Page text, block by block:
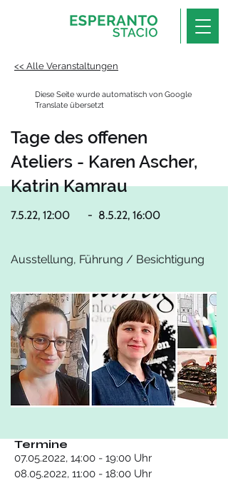
<< Alle Veranstaltungen
Diese Seite wurde automatisch von Google
Translate übersetzt
7.5.22, 12:00 - 8.5.22, 16:00
Ausstellung, Führung / Besichtigung
Tage des offenen
Ateliers - Karen Ascher,
Katrin Kamrau
Termine
07.05.2022, 14:00 - 19:00 Uhr
08.05.2022, 11:00 - 18:00 Uhr